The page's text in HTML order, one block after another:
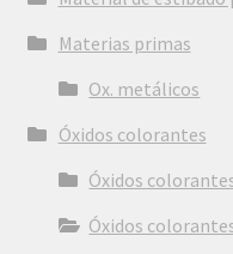
Materias primas
Ox. metálicos
Óxidos colorantes
Óxidos
Óxidos